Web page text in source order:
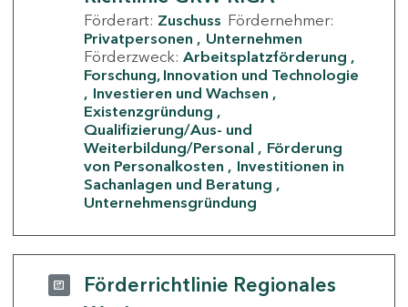
Förderart: Zuschuss Fördernehmer:
Privatpersonen
Unternehmen
Förderzweck: Arbeitsplatzförderung
Forschung, Innovation und Technologie
Investieren und Wachsen
Existenzgründung
Qualifizierung/Aus- und
Weiterbildung/Personal
Förderung
von Personalkosten
Investitionen in
Sachanlagen und Beratung
Unternehmensgründung
Förderrichtlinie Regionales